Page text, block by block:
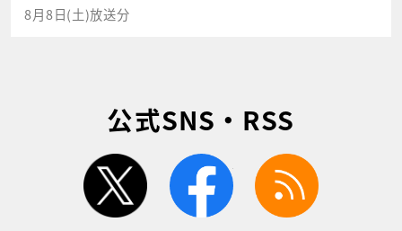
8月8日(土)放送分
公式SNS・RSS
twitter facebook